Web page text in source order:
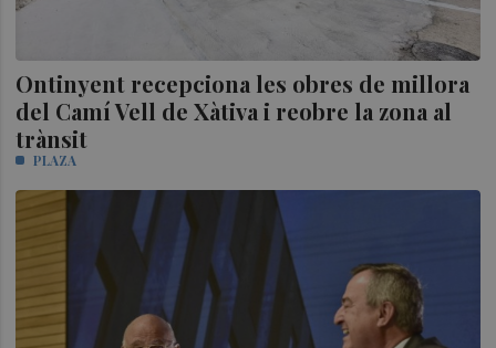
Ontinyent recepciona les obres de millora
del Camí Vell de Xàtiva i reobre la zona al
trànsit
PLAZA